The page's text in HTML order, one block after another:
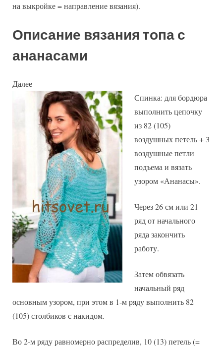
на выкройке = направление вязания).
Описание вязания топа с
ананасами
Далее
Спинка: для бордюра
выполнить цепочку
из 82 (105)
воздушных петель + 3
воздушные петли
подъема и вязать
узором «Ананасы».
Через 26 см или 21
ряд от начального
ряда закончить
работу.
Затем обвязать
начальный ряд
основным узором, при этом в 1-м ряду выполнить 82
(105) столбиков с накидом.
Во 2-м ряду равномерно распределив, 10 (13) петель (=